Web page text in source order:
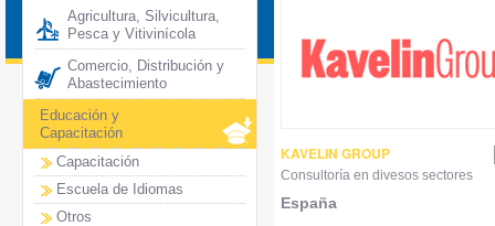
Agricultura, Silvicultura,
Pesca y Vitivinícola
Comercio, Distribución y
Abastecimiento
Educación y
Capacitación
Capacitación
Escuela de Idiomas
Otros
KAVELIN GROUP
Consultoría en divesos sectores
España